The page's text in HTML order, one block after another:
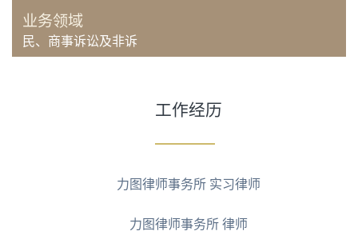
业务领域
民、商事诉讼及非诉
工作经历
力图律师事务所 实习律师
力图律师事务所 律师